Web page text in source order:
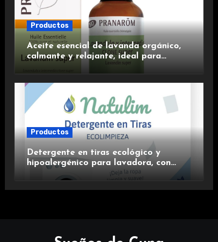
Productos
Aceite esencial de lavanda orgánico,
calmante y relajante, ideal para
Productos
Detergente en tiras ecológico y
hipoalergénico para lavadora, con
suavizante incluido y fragancia de